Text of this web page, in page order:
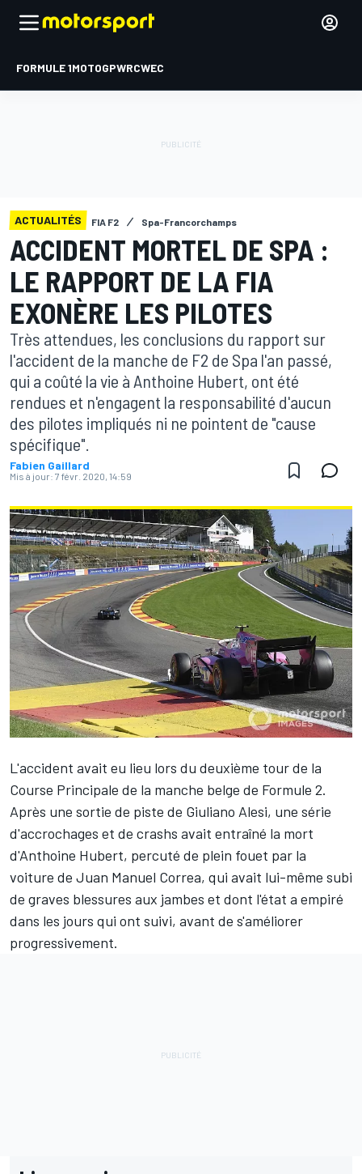
FORMULE 1MOTOGPWRCWEC
ACTUALITÉS FIA F2 Spa-Francorchamps
ACCIDENT MORTEL DE SPA :
LE RAPPORT DE LA FIA
EXONÈRE LES PILOTES
Très attendues, les conclusions du rapport sur
l'accident de la manche de F2 de Spa l'an passé,
qui a coûté la vie à Anthoine Hubert, ont été
rendues et n'engagent la responsabilité d'aucun
des pilotes impliqués ni ne pointent de "cause
spécifique".
Fabien Gaillard
Mis à jour: 7 févr. 2020, 14:59
L'accident avait eu lieu lors du deuxième tour de la
Course Principale de la manche belge de Formule 2.
Après une sortie de piste de Giuliano Alesi, une série
d'accrochages et de crashs avait entraîné la mort
d'Anthoine Hubert, percuté de plein fouet par la
voiture de Juan Manuel Correa, qui avait lui-même subi
de graves blessures aux jambes et dont l'état a empiré
dans les jours qui ont suivi, avant de s'améliorer
progressivement.